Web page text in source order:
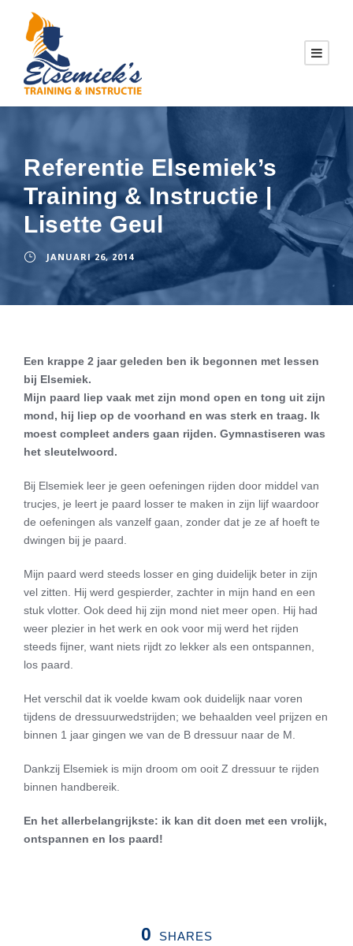
Referentie Elsemiek’s
Training & Instructie |
Lisette Geul
JANUARI 26, 2014
Een krappe 2 jaar geleden ben ik begonnen met lessen
bij Elsemiek.
Mijn paard liep vaak met zijn mond open en tong uit zijn
mond, hij liep op de voorhand en was sterk en traag. Ik
moest compleet anders gaan rijden. Gymnastiseren was
het sleutelwoord.
Bij Elsemiek leer je geen oefeningen rijden door middel van
trucjes, je leert je paard losser te maken in zijn lijf waardoor
de oefeningen als vanzelf gaan, zonder dat je ze af hoeft te
dwingen bij je paard.
Mijn paard werd steeds losser en ging duidelijk beter in zijn
vel zitten. Hij werd gespierder, zachter in mijn hand en een
stuk vlotter. Ook deed hij zijn mond niet meer open. Hij had
weer plezier in het werk en ook voor mij werd het rijden
steeds fijner, want niets rijdt zo lekker als een ontspannen,
los paard.
Het verschil dat ik voelde kwam ook duidelijk naar voren
tijdens de dressuurwedstrijden; we behaalden veel prijzen en
binnen 1 jaar gingen we van de B dressuur naar de M.
Dankzij Elsemiek is mijn droom om ooit Z dressuur te rijden
binnen handbereik.
En het allerbelangrijkste: ik kan dit doen met een vrolijk,
ontspannen en los paard!
0 SHARES